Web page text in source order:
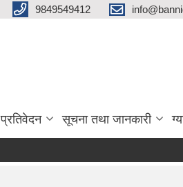
9849549412
प्रतिवेदन सूचना तथा जानकारी